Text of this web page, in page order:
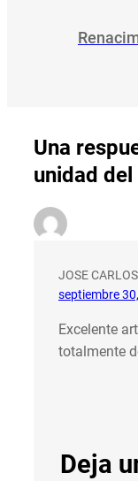
Una
unidad del
JOSE
septiembre
Excelente
totalmente
Deja